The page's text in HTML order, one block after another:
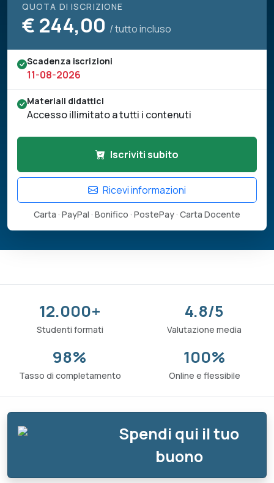
QUOTA DI ISCRIZIONE
€ 244,00 / tutto incluso
Scadenza iscrizioni
11-08-2026
Materiali didattici
Accesso illimitato a tutti i contenuti
Iscriviti subito
Ricevi informazioni
Carta · PayPal · Bonifico · PostePay · Carta Docente
12.000+
Studenti formati
4.8/5
Valutazione media
98%
Tasso di completamento
100%
Online e flessibile
Spendi qui il tuo
buono